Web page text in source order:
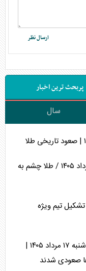
پربحث ترین اخبار
سال
پیش بینی قیمت طلا و سکه یکشنبه ۱۸ مرداد ۱۴۰۵ / طلا چشم به
تیم ویژه
آخرین قیمت دلار، یورو و سایر ارز‌ها امروز شنبه ۱۷ مرداد ۱۴۰۵ |
صعودی شدند